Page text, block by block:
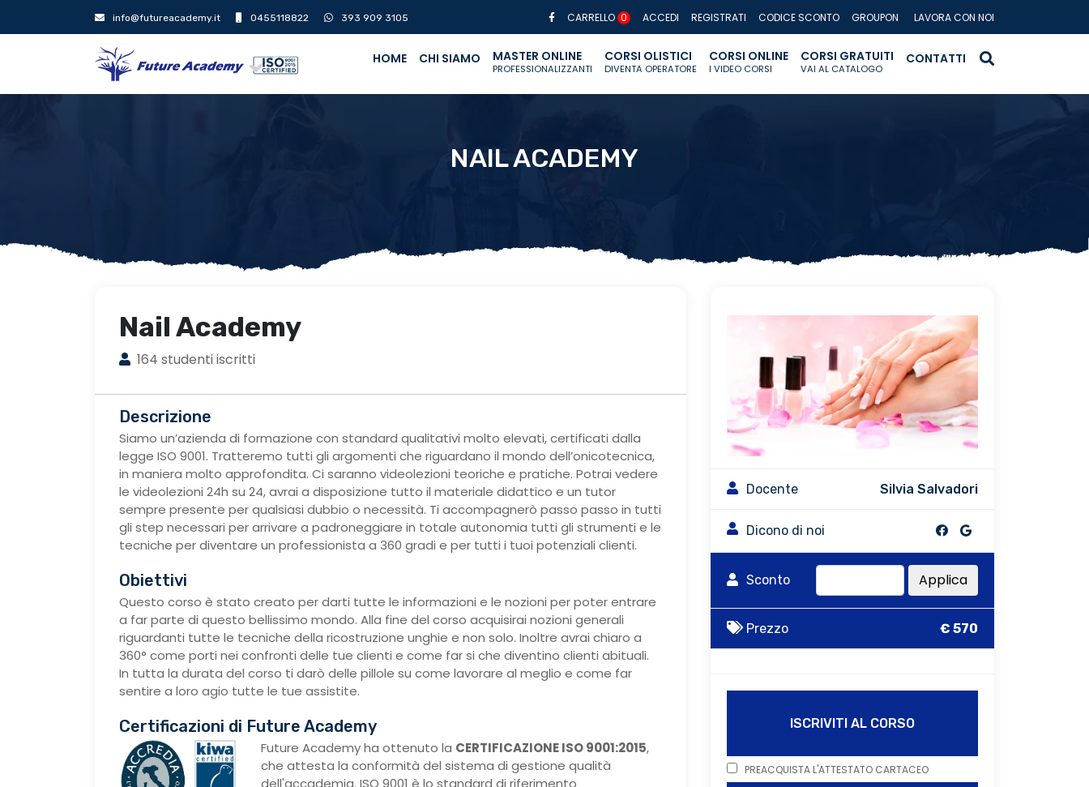
info@futureacademy.it 0455118822 393 909 3105 CARRELLO 0 ACCEDI REGISTRATI CODICE SCONTO GROUPON LAVORA CON NOI
HOME CHI SIAMO MASTER ONLINE
PROFESSIONALIZZANTI
CORSI OLISTICI
DIVENTA OPERATORE
CORSI ONLINE
I VIDEO CORSI
CORSI GRATUITI
VAI AL CATALOGO
CONTATTI
NAIL ACADEMY
Nail Academy
164 studenti iscritti
Descrizione
Siamo un’azienda di formazione con standard qualitativi molto elevati, certificati dalla
legge ISO 9001. Tratteremo tutti gli argomenti che riguardano il mondo dell’onicotecnica,
in maniera molto approfondita. Ci saranno videolezioni teoriche e pratiche. Potrai vedere
le videolezioni 24h su 24, avrai a disposizione tutto il materiale didattico e un tutor
sempre presente per qualsiasi dubbio o necessità. Ti accompagnerò passo passo in tutti
gli step necessari per arrivare a padroneggiare in totale autonomia tutti gli strumenti e le
tecniche per diventare un professionista a 360 gradi e per tutti i tuoi potenziali clienti.
Obiettivi
Questo corso è stato creato per darti tutte le informazioni e le nozioni per poter entrare
a far parte di questo bellissimo mondo. Alla fine del corso acquisirai nozioni generali
riguardanti tutte le tecniche della ricostruzione unghie e non solo. Inoltre avrai chiaro a
360° come porti nei confronti delle tue clienti e come far si che diventino clienti abituali.
In tutta la durata del corso ti darò delle pillole su come lavorare al meglio e come far
sentire a loro agio tutte le tue assistite.
Certificazioni di Future Academy
Future Academy ha ottenuto la CERTIFICAZIONE ISO 9001:2015,
che attesta la conformità del sistema di gestione qualità
dell'accademia. ISO 9001 è lo standard di riferimento
Docente Silvia Salvadori
Dicono di noi
Sconto Applica
Prezzo € 570
ISCRIVITI AL CORSO
PREACQUISTA L'ATTESTATO CARTACEO